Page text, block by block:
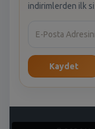
indirimlerden ilk
Kaydet